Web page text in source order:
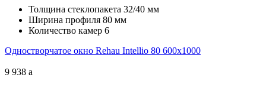
Толщина стеклопакета 32/40 мм
Ширина профиля 80 мм
Количество камер 6
Одностворчатое окно Rehau Intellio 80 600x1000
9 938 a